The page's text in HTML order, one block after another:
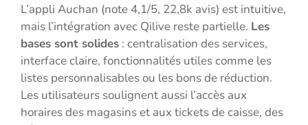
L’appli Auchan (note 4,1/5, 22,8k avis) est intuitive,
mais l’intégration avec Qilive reste partielle. Les
bases sont solides : centralisation des services,
interface claire, fonctionnalités utiles comme les
listes personnalisables ou les bons de réduction.
Les utilisateurs soulignent aussi l’accès aux
horaires des magasins et aux tickets de caisse, des